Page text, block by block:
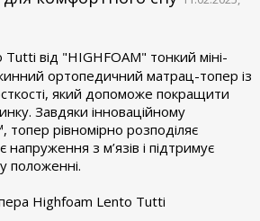
від "HIGHFOAM" тонкий міні-
ортопедичний матрац-топер із
який допоможе покращити
Завдяки інноваційному
рівномірно розподіляє
з м’язів і підтримує
положенні.
Highfoam Lento Tutti